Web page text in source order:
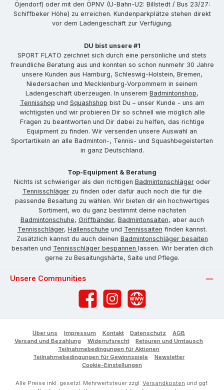
Öjendorf) oder mit den ÖPNV (U-Bahn-U2: Billstedt / Bus 23/27:
Schiffbeker Höhe) zu erreichen. Kundenparkplätze stehen direkt
vor dem Ladengeschäft zur Verfügung.
DU bist unsere #1
SPORT FLATO zeichnet sich durch eine persönliche und stets
freundliche Beratung aus und konnten so schon nunmehr 30 Jahre
unsere Kunden aus Hamburg, Schleswig-Holstein, Bremen,
Niedersachen und Mecklenburg-Vorpommern in seinem
Ladengeschäft überzeugen. In unserem Badmintonshop,
Tennisshop und Squashshop bist Du – unser Kunde - uns am
wichtigsten und wir probieren Dir so schnell wie möglich alle
Fragen zu beantworten und Dir dabei zu helfen, das richtige
Equipment zu finden. Wir versenden unsere Auswahl an
Sportartikeln an alle Badminton-, Tennis- und Squashbegeisterten
in ganz Deutschland.
Top-Equipment & Beratung
Nichts ist schwieriger als den richtigen Badmintonschlägeroder
Tennisschlägerzu finden oder dafür auch noch die für die
passende Besaitung zu wählen. Wir bieten dir ein hochwertiges
Sortiment, wo du ganz bestimmt deine nächsten
Badmintonschuhe, Griffbänder, Badmintonsaiten, aber auch
Tennisschläger, Hallenschuhe und Tennissaiten finden kannst.
Zusätzlich kannst du auch deinen Badmintonschläger besaiten
besaiten und Tennisschläger bespannen lassen. Wir beraten dich
gerne zu Besaitungshärte, Saite und Pflege.
Unsere Communities
FacebookInstagramWebsite
Über uns Impressum Kontakt Datenschutz
AGB
Versand und Bezahlung
Widerrufsrecht
Retouren und Umtausch
Teilnahmebedingungen für Aktionen
Teilnahmebedingungen für Gewinnspiele
Newsletter
Cookie-Einstellungen
Alle Preise inkl. gesetzl. Mehrwertsteuer zzgl. Versandkosten und ggf.